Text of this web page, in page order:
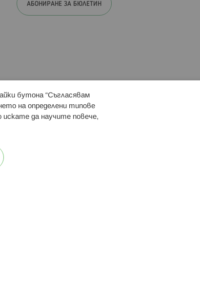
АБОНИРАНЕ ЗА БЮЛЕТИН
бутона “Съгласявам
на определени типове
искате да научите повече,